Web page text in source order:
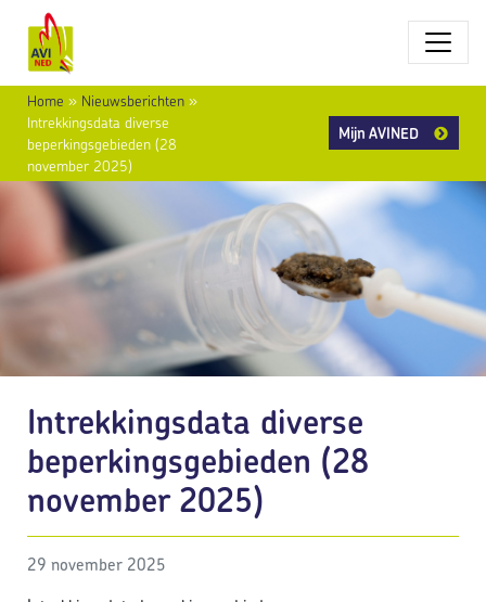
Home » Nieuwsberichten »
Intrekkingsdata diverse
beperkingsgebieden (28
november 2025)
Mijn AVINED
Intrekkingsdata diverse
beperkingsgebieden (28
november 2025)
29 november 2025